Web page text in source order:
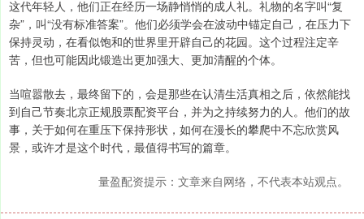
这代年轻人，他们正在经历一场静悄悄的成人礼。礼物的名字叫“复
杂”，叫“没有标准答案”。他们必须学会在波动中锚定自己，在压力下
保持灵动，在看似饱和的世界里开辟自己的花园。这个过程注定辛
苦，但也可能因此锻造出更加强大、更加清醒的个体。
当喧嚣散去，最终留下的，会是那些在认清生活真相之后，依然能找
到自己节奏北京正规股票配资平台，并为之持续努力的人。他们的故
事，关于如何在重压下保持形状，如何在漫长的攀爬中不忘欣赏风
景，或许才是这个时代，最值得书写的篇章。
量盈配资提示：文章来自网络，不代表本站观点。